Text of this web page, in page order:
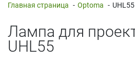
Главная страница - Optoma - UHL55
Лампа для
UHL55